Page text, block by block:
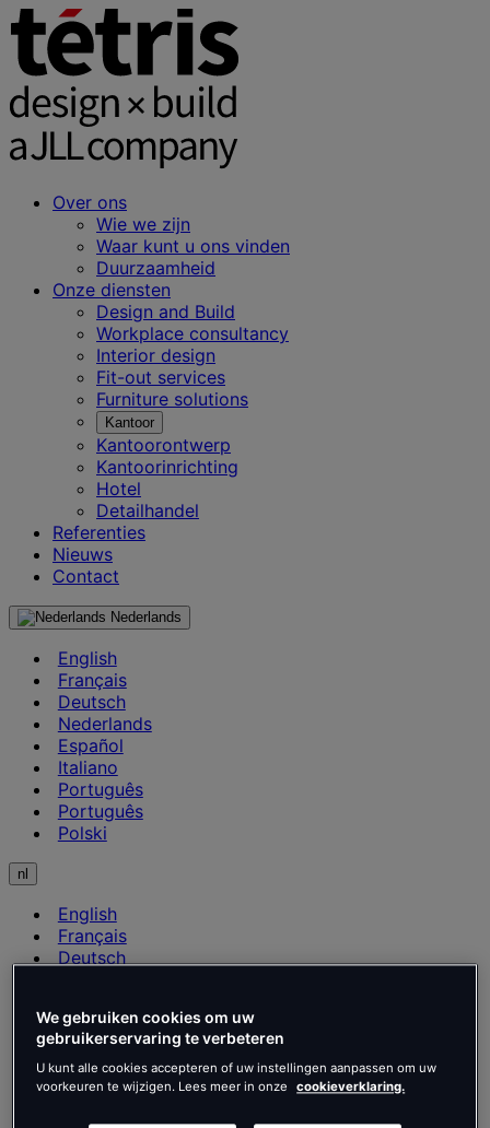
Over ons
Wie we zijn
Waar kunt u ons vinden
Duurzaamheid
Onze diensten
Design and Build
Workplace consultancy
Interior design
Fit-out services
Furniture solutions
Kantoor
Kantoorontwerp
Kantoorinrichting
Hotel
Detailhandel
Referenties
Nieuws
Contact
Nederlands
English
Français
Deutsch
Nederlands
Español
Italiano
Português
Português
Polski
nl
English
Français
Deutsch
Italiano
Português
Português
Polski
We gebruiken cookies om uw
gebruikerservaring te verbeteren
U kunt alle cookies accepteren of uw instellingen aanpassen om uw
voorkeuren te wijzigen. Lees meer in onze
cookieverklaring.